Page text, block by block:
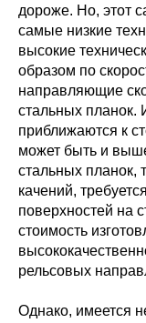
дороже. Но, этот
самые низкие
высокие
образом по
направляющие
стальных планок.
приближаются к
может быть и
стальных планок,
качений,
поверхностей на
стоимость
рельсовых
Однако, имеется